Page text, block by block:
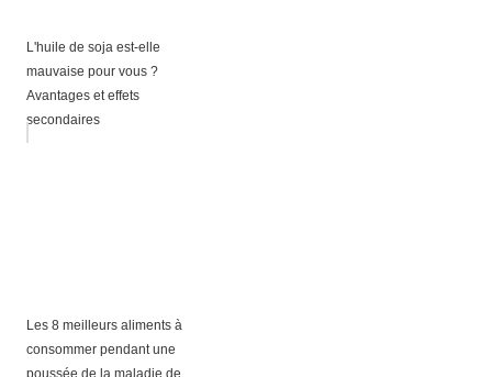
L'huile de soja est-elle
mauvaise pour vous ?
Avantages et effets
secondaires
Les 8 meilleurs aliments à
consommer pendant une
poussée de la maladie de